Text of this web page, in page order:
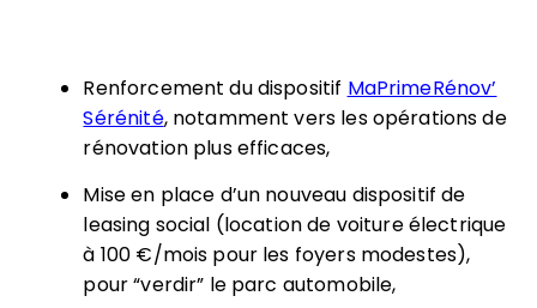
Renforcement du dispositif MaPrimeRénov’
Sérénité, notamment vers les opérations de
rénovation plus efficaces,
Mise en place d’un nouveau dispositif de
leasing social (location de voiture électrique
à 100 €/mois pour les foyers modestes),
pour “verdir” le parc automobile,